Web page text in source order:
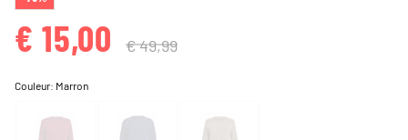
€ 15,00 € 49,99
Couleur: Marron